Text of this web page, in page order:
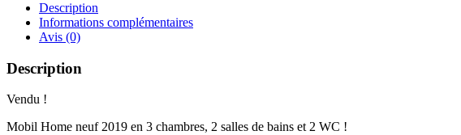
Description
Informations complémentaires
Avis (0)
Description
Vendu !
Mobil Home neuf 2019 en 3 chambres, 2 salles de bains et 2 WC !